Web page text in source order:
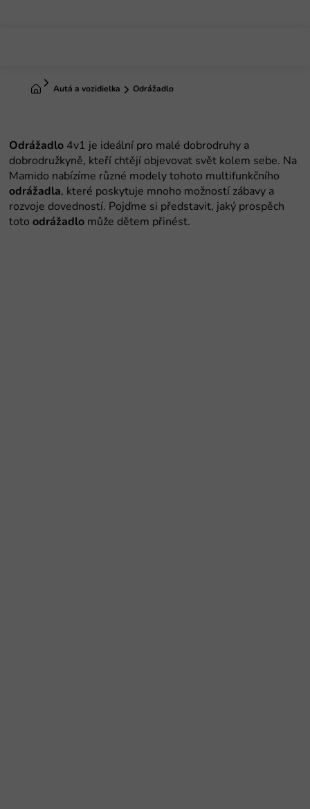
DomovAutá a vozidielka Odrážadlo
Odrážadlo 4v1 je ideální pro malé dobrodruhy a
dobrodružkyně, kteří chtějí objevovat svět kolem sebe. Na
Mamido nabízíme různé modely tohoto multifunkčního
odrážadla, které poskytuje mnoho možností zábavy a
rozvoje dovedností. Pojďme si představit, jaký prospěch
toto odrážadlo může dětem přinést.